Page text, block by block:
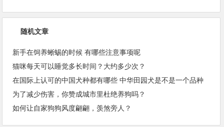
随机文章
新手在饲养蜥蜴的时候 有哪些注意事项呢
猫咪每天可以睡觉多长时间？大约多少次？
在国际上认可的中国犬种都有哪些 中华田园犬是不是一个品种
为了减少伤害，你赞成城市里杜绝养狗吗？
如何让自家狗狗风度翩翩，羡煞旁人？